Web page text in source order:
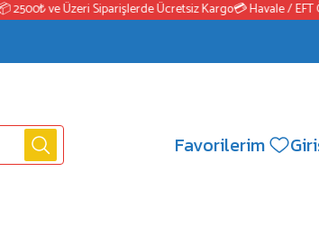
ve Üzeri Siparişlerde Ücretsiz Kargo💳 Havale / EFT
Favorilerim